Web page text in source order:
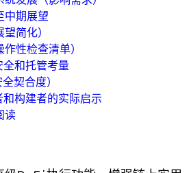
中期展望
简化）
性检查清单）
全和托管考量
契合度）
构建者的实际启示
读